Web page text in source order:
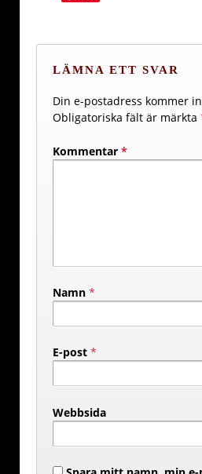
LÄMNA ETT SVAR
Din e-postadress kommer
Obligatoriska fält är märkta
Kommentar *
Namn *
E-post *
Webbsida